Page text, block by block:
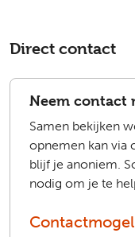
Direct contact
Neem contact
Samen bekijken
opnemen kan via
blijf je anoniem.
nodig om je te